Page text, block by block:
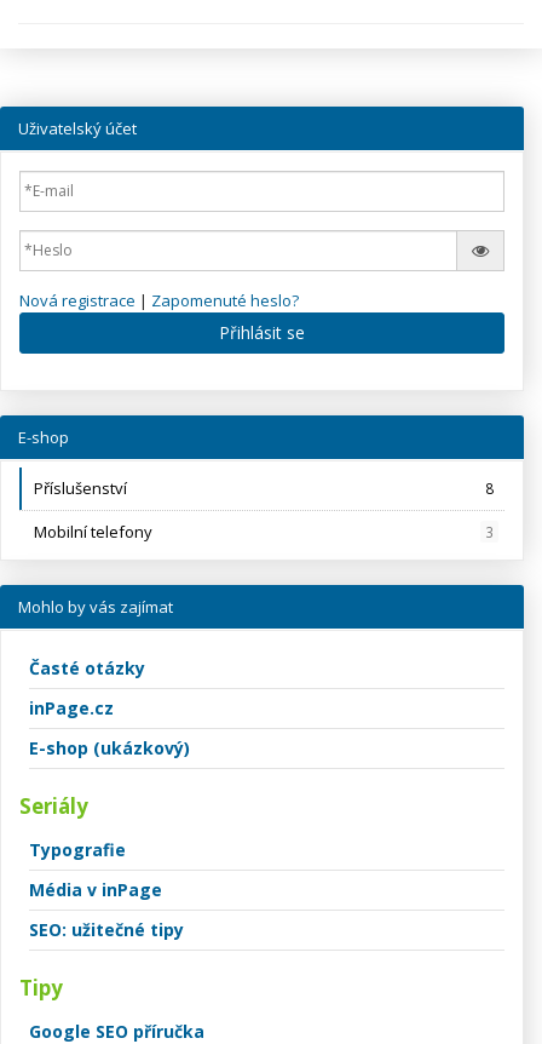
Uživatelský účet
Nová registrace | Zapomenuté heslo?
Přihlásit se
E-shop
Příslušenství 8
Mobilní telefony 3
Mohlo by vás zajímat
Časté otázky
inPage.cz
E-shop (ukázkový)
Seriály
Typografie
Média v inPage
SEO: užitečné tipy
Tipy
Google SEO příručka